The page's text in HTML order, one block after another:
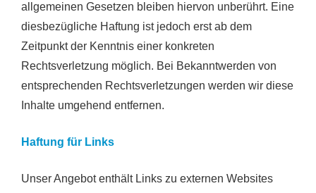
allgemeinen Gesetzen bleiben hiervon unberührt. Eine
diesbezügliche Haftung ist jedoch erst ab dem
Zeitpunkt der Kenntnis einer konkreten
Rechtsverletzung möglich. Bei Bekanntwerden von
entsprechenden Rechtsverletzungen werden wir diese
Inhalte umgehend entfernen.
Haftung für Links
Unser Angebot enthält Links zu externen Websites